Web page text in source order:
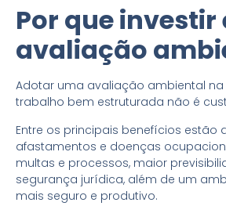
Por que investir
avaliação
Adotar uma avaliação ambiental
trabalho bem estruturada não é
Entre os principais benefícios estão
afastamentos e doenças
multas e processos, maior
segurança jurídica, além de um
mais seguro e produtivo.